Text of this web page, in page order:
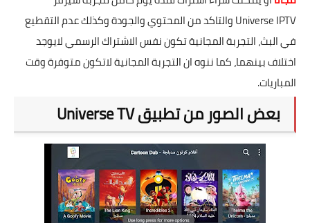
Universe IPTV والتاكد من المحتوي والجودة وكذلك عدم التقطيع
في البث، التجربة المجانية تكون نفس الاشتراك الرسمي لايوجد
اختلاف بينهما، كما ننوه ان التجربة المجانية لاتكون متوفرة وقت
المباريات.
بعض الصور من تطبيق Universe TV